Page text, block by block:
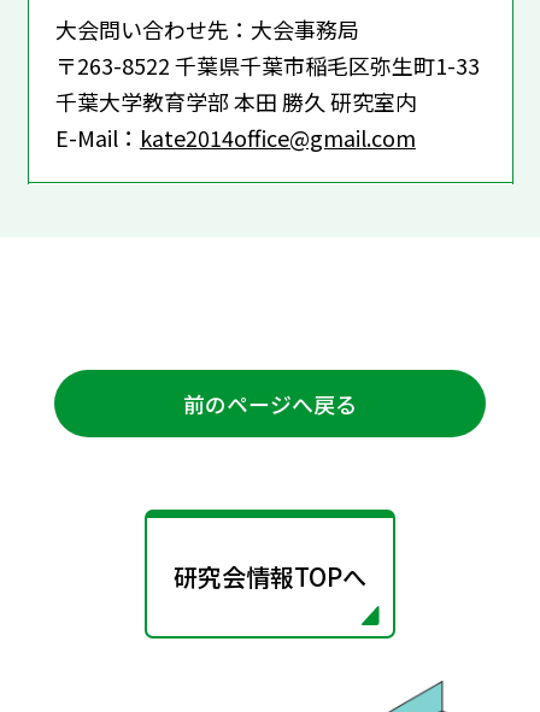
大会問い合わせ先：大会事務局
〒263-8522 千葉県千葉市稲毛区弥生町1-33
千葉大学教育学部 本田 勝久 研究室内
E-Mail： kate2014office@gmail.com
前のページへ戻る
研究会情報TOPへ